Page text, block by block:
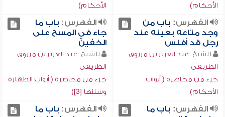
الأحكام)
الأحكام)
الفهرس: باب من
وجد متاعه بعينه عند
رجل قد أفلس
للشيخ: عبد العزيز بن مرزوق
الطريفي
جزء من محاضرة ( أبواب
الأحكام)
الفهرس: باب ما
جاء في المسح على
الخفين
للشيخ: عبد العزيز بن مرزوق
الطريفي
جزء من محاضرة ( أبواب الطهارة
وسننها [3])
الفهرس: باب ما
الفهرس: باب ما